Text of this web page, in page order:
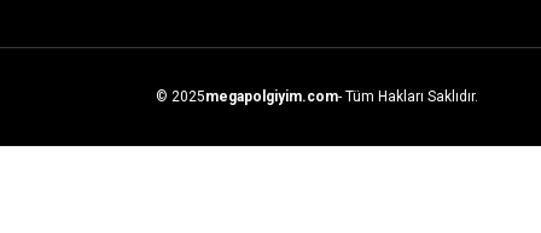
© 2025megapolgiyim.com- Tüm Hakları Saklıdır.